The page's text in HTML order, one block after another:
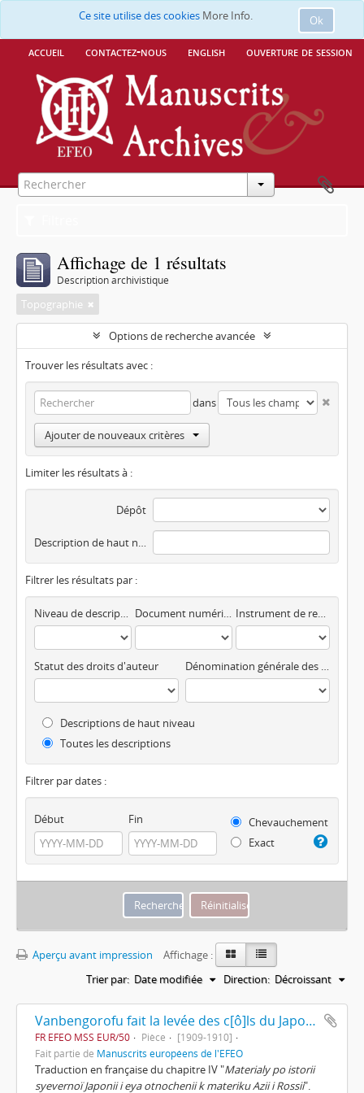
Ok
Ce site utilise des cookies More Info.
accueil contactez-nous english ouverture de session
Affichage de 1 résultats
Description archivistique
Topographie
Options de recherche avancée
Trouver les résultats avec :
dans
Ajouter de nouveaux critères
Limiter les résultats à :
Dépôt
Description de haut niveau
Filtrer les résultats par :
Niveau de description Document numérisé disponible Instrument de recherche
Statut des droits d'auteur Dénomination générale des documents
Descriptions de haut niveau
Toutes les descriptions
Filtrer par dates :
Début Fin
Chevauchement
Exact
Aperçu avant impression
Affichage :
Trier par: Date modifiée Direction: Décroissant
Vanbengorofu fait la levée des c[ô]ls du Japon et retourne en Europe de Dimitrii Pozdnyeef
FR EFEO MSS EUR/50 Pièce
[1909-1910]
Fait partie de Manuscrits européens de l'EFEO
Traduction en française du chapitre IV "Materialy po istorii
syevernoï Japonii i eya otnochenii k materiku Azii i Rossii".